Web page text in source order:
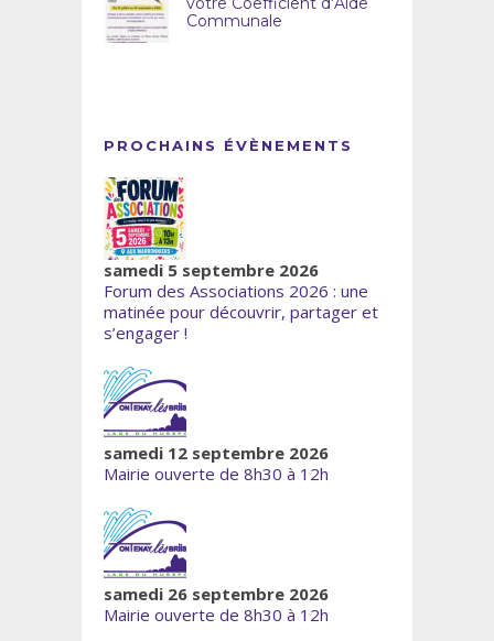
Communale
PROCHAINS ÉVÈNEMENTS
samedi 5 septembre 2026
Forum des Associations 2026 : une
matinée pour découvrir, partager et
s’engager !
samedi 12 septembre 2026
Mairie ouverte de 8h30 à 12h
samedi 26 septembre 2026
Mairie ouverte de 8h30 à 12h